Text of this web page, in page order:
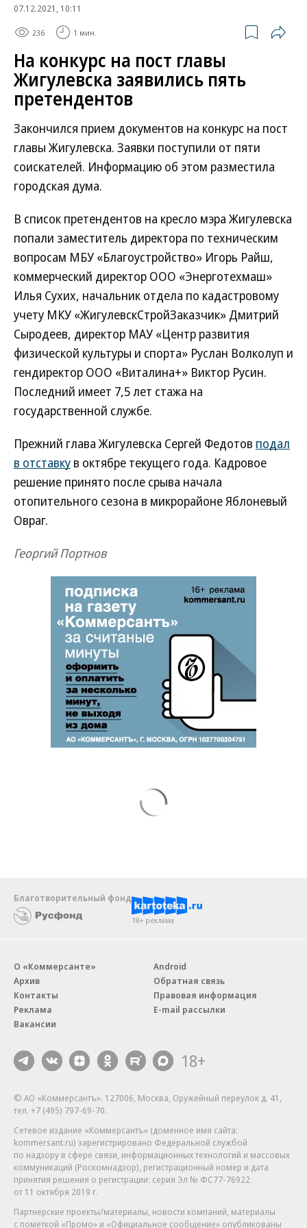
07.12.2021, 10:11
236 1 мин.
На конкурс на пост главы
Жигулевска заявились пять
претендентов
Закончился прием документов на конкурс на пост
главы Жигулевска. Заявки поступили от пяти
соискателей. Информацию об этом разместила
городская дума.
В список претендентов на кресло мэра Жигулевска
попали заместитель директора по техническим
вопросам МБУ «Благоустройство» Игорь Райш,
коммерческий директор ООО «Энерготехмаш»
Илья Сухих, начальник отдела по кадастровому
учету МКУ «ЖигулевскСтройЗаказчик» Дмитрий
Сыродеев, директор МАУ «Центр развития
физической культуры и спорта» Руслан Волколуп и
гендиректор ООО «Виталина+» Виктор Русин.
Последний имеет 7,5 лет стажа на
государственной службе.
Прежний глава Жигулевска Сергей Федотов подал
в отставку в октябре текущего года. Кадровое
решение принято после срыва начала
отопительного сезона в микрорайоне Яблоневый
Овраг.
Георгий Портнов
Благотворительный фонд
18+ реклама
О «Коммерсанте»
Архив
Контакты
Реклама
Вакансии
Android
Обратная связь
Правовая информация
E-mail рассылки
18+
© АО «Коммерсантъ». 127006, Москва, Оружейный переулок д. 41,
тел. +7 (495) 797-69-70.
Сетевое издание «Коммерсантъ» (доменное имя сайта:
kommersant.ru) зарегистрировано Федеральной службой
по надзору в сфере связи, информационных технологий и массовых
коммуникаций (Роскомнадзор), регистрационный номер и дата
принятия решения о регистрации: серия Эл № ФС77-76922
от 11 октября 2019 г.
Партнерские проекты/материалы, новости компаний, материалы
с пометкой «Промо» и «Официальное сообщение» опубликованы